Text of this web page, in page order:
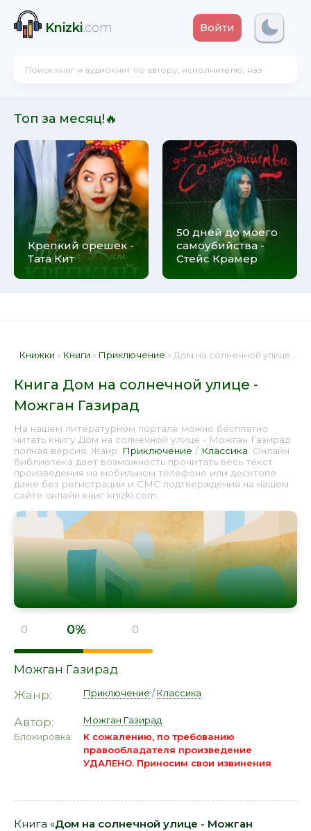
Knizki.com Войти
Топ за месяц!🔥
Крепкий орешек -
Тата Кит
50 дней до моего
самоубийства -
Стейс Крамер
Книжки » Книги » Приключение » Дом на солнечной улице - Можган Газирад 📕 - Книга онлайн бесплатно
Книга Дом на солнечной улице -
Можган Газирад
На нашем литературном портале можно бесплатно
читать книгу Дом на солнечной улице - Можган Газирад
полная версия. Жанр: Приключение / Классика . Онлайн
библиотека дает возможность прочитать весь текст
произведения на мобильном телефоне или десктопе
даже без регистрации и СМС подтверждения на нашем
сайте онлайн книг knizki.com.
0 0% 0
Можган Газирад
Жанр:
Приключение /Классика
Автор:
Можган Газирад
Блокировка:
К сожалению, по требованию
правообладателя произведение
УДАЛЕНО. Приносим свои извинения
Книга «Дом на солнечной улице - Можган